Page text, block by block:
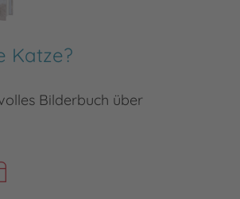
Katze?
Bilderbuch über